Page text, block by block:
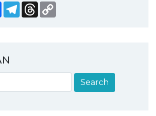
FacebookTelegram
Threads